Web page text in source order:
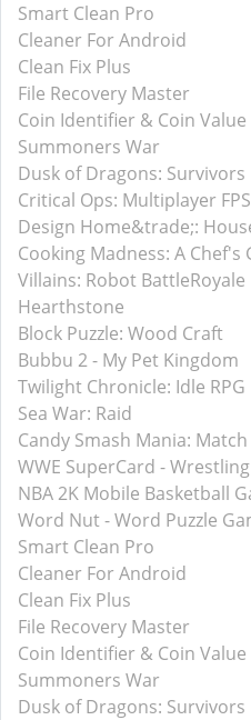
Smart Clean Pro
Cleaner For Android
Clean Fix Plus
File Recovery Master
Coin Identifier & Coin Value
Summoners War
Dusk of Dragons: Survivors
Critical Ops: Multiplayer FPS
Design Home&trade;:
Cooking Madness: A Chef's
Villains: Robot BattleRoyale
Hearthstone
Block Puzzle: Wood Craft
Bubbu 2 - My Pet Kingdom
Twilight Chronicle: Idle RPG
Sea War: Raid
Candy Smash Mania:
WWE SuperCard -
NBA 2K Mobile Basketball
Word Nut - Word Puzzle
Smart Clean Pro
Cleaner For Android
Clean Fix Plus
File Recovery Master
Coin Identifier & Coin Value
Summoners War
Dusk of Dragons: Survivors